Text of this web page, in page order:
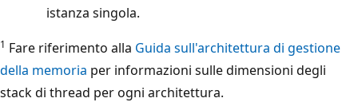
istanza singola.
1 Fare riferimento alla Guida sull'architettura di gestione
della memoria per informazioni sulle dimensioni degli
stack di thread per ogni architettura.